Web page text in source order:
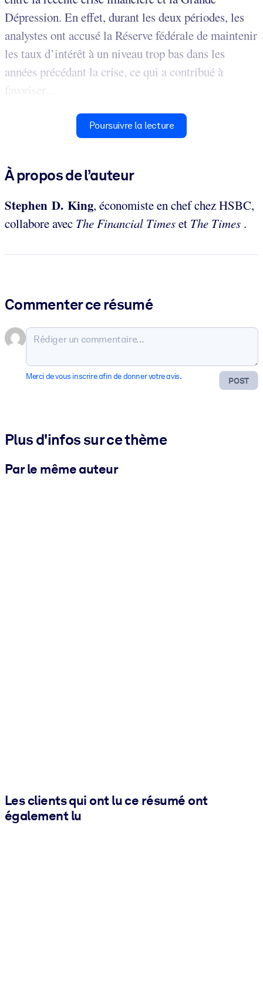
Dépression. En effet, durant les deux périodes, les
analystes ont accusé la Réserve fédérale de maintenir
les taux d’intérêt à un niveau trop bas dans les
années précédant la crise, ce qui a contribué à
favoriser...
Poursuivre la lecture
À propos de l’auteur
Stephen D. King, économiste en chef chez HSBC,
collabore avec The Financial Timeset The Times .
Commenter ce résumé
POST
Merci de vous inscrire afin de donner votre avis.
Plus d'infos sur ce thème
Par le même auteur
Les clients qui ont lu ce résumé ont
également lu